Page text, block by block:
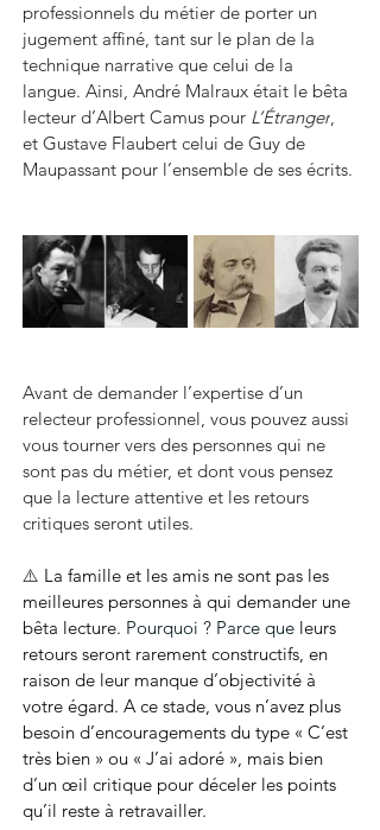
professionnels du métier de porter un
jugement affiné, tant sur le plan de la
technique narrative que celui de la
langue. Ainsi, André Malraux était le bêta
lecteur d’Albert Camus pour L’Étranger,
et Gustave Flaubert celui de Guy de
Maupassant pour l’ensemble de ses écrits.
Avant de demander l’expertise d’un
relecteur professionnel, vous pouvez aussi
vous tourner vers des personnes qui ne
sont pas du métier, et dont vous pensez
que la lecture attentive et les retours
critiques seront utiles.
⚠️ La famille et les amis ne sont pas les
meilleures personnes à qui demander une
bêta lecture. Pourquoi ? Parce que leurs
retours seront rarement constructifs, en
raison de leur manque d’objectivité à
votre égard. A ce stade, vous n’avez plus
besoin d’encouragements du type « C’est
très bien » ou « J’ai adoré », mais bien
d’un œil critique pour déceler les points
qu’il reste à retravailler.